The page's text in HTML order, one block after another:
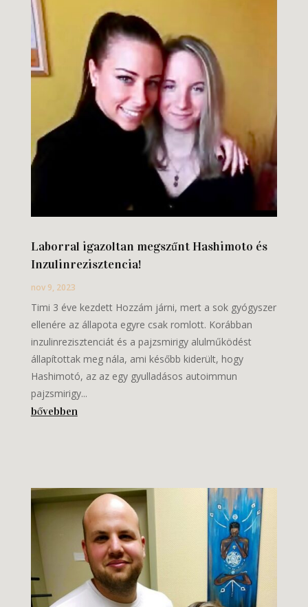
Laborral igazoltan megszűnt Hashimoto és
Inzulinrezisztencia!
nov 9, 2023
Timi 3 éve kezdett Hozzám járni, mert a sok gyógyszer
ellenére az állapota egyre csak romlott. Korábban
inzulinrezisztenciát és a pajzsmirigy alulműködést
állapítottak meg nála, ami később kiderült, hogy
Hashimotó, az az egy gyulladásos autoimmun
pajzsmirigy...
bővebben